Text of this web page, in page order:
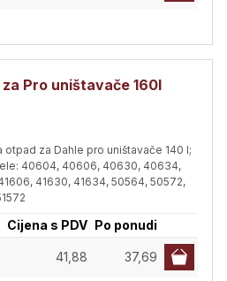
Pro uništavače 160l
otpad za Dahle pro uništavače 140 l;
40604, 40606, 40630, 40634,
41630, 41634, 50564, 50572,
Cijena s PDV Po ponudi
41,88 37,69